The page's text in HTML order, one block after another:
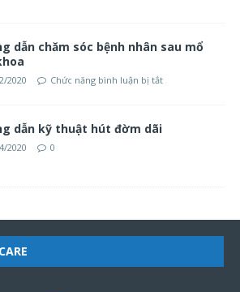
dẫn chăm sóc bệnh nhân sau mổ
2020 Chức năng bình luận bị tắt
dẫn kỹ thuật hút đờm dãi
2020 0